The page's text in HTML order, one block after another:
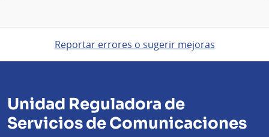
Reportar errores o sugerir mejoras
Unidad Reguladora de
Servicios de Comunicaciones